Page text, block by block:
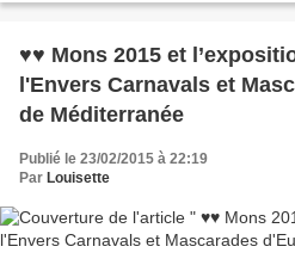
♥♥ Mons 2015 et l’exposition Le
l'Envers Carnavals et Mascarades d'Europe et
de Méditerranée
Publié le 23/02/2015 à 22:19
Par Louisette